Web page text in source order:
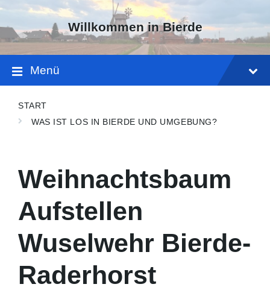
Skip
content
Skip
main
navigation
Skip
footer
Willkommen in Bierde
Menü
START
WAS IST LOS IN BIERDE UND UMGEBUNG?
Weihnachtsbaum
Aufstellen
Wuselwehr Bierde-
Raderhorst